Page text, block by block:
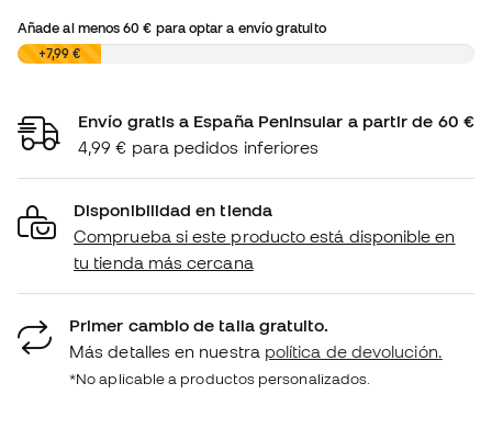
Añade al menos60 € para optar a envío gratuito
0,00 €+7,99 €
Envío gratis a España Peninsular a partir de 60 €
4,99 € para pedidos inferiores
Disponibilidad en tienda
Comprueba si este producto está disponible en
tu tienda más cercana
Primer cambio de talla gratuito.
Más detalles en nuestra política de devolución.
*No aplicable a productos personalizados.